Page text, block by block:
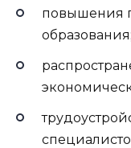
повышения
образования;